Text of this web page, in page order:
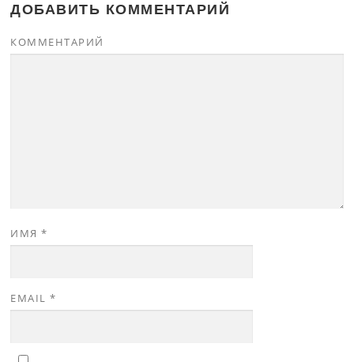
ДОБАВИТЬ КОММЕНТАРИЙ
КОММЕНТАРИЙ
ИМЯ*
EMAIL*